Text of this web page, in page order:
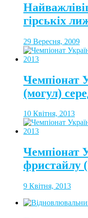
гірськіх
29 Вересня, 2009
Чемпіонат
(могул)
10 Квітня, 2013
Чемпіонат
фристайлу
9 Квітня, 2013